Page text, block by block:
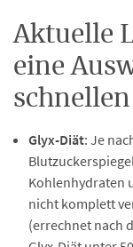
Aktuelle
eine
Glyx-Diät: Je
Kohlenhydraten
nicht komplett
(errechnet nach